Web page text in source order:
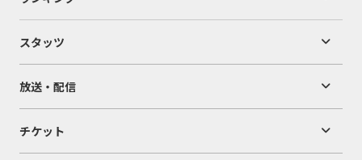
スタッツ
放送・配信
チケット